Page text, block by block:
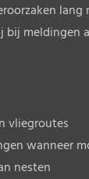
bij meldingen
vliegroutes
wanneer
nesten